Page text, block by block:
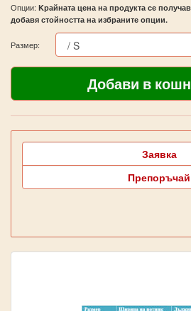
Опции: Kрайната цена на продукта се
добавя стойността на избраните опции.
Размер:
Заявка
Препоръчай